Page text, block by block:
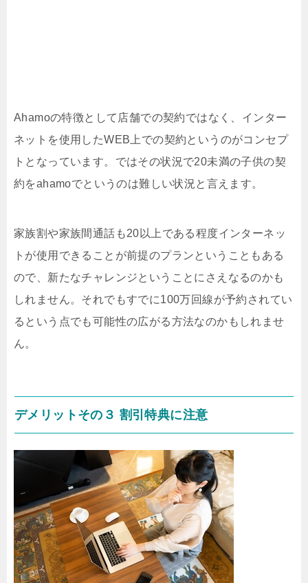
Ahamoの特徴として店舗での契約ではなく、インター
ネットを使用したWEB上での契約というのがコンセプ
トとなっています。ではその状況で20未満の子供の契
約をahamoでというのは難しい状況と言えます。
家族割や家族間通話も20以上である程度インターネッ
トが使用できることが前提のプランということもある
ので、新たなチャレンジということにさえなるのかも
しれません。それでもすでに100万回線が予約されてい
るという点でも可能性の広がる方法なのかもしれませ
ん。
デメリットその３ 割引特典に注意